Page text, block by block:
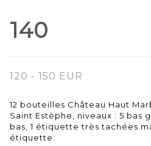
140
120 - 150 EUR
12 bouteilles Château Haut
Saint Estèphe, niveaux : 5 bas
bas, 1 étiquette très tachées
étiquette.